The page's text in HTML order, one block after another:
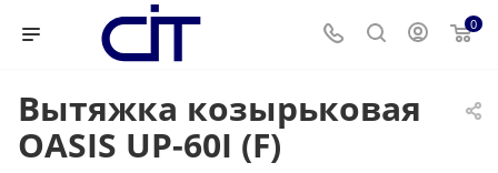
0
Вытяжка козырьковая
OASIS UP-60I (F)